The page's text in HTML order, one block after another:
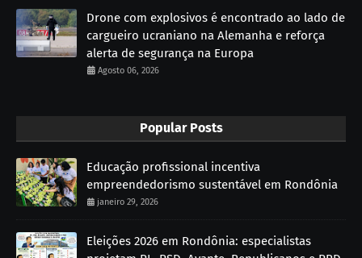
Drone com explosivos é encontrado ao lado de
cargueiro ucraniano na Alemanha e reforça
alerta de segurança na Europa
Agosto 06, 2026
Popular Posts
Educação profissional incentiva
empreendedorismo sustentável em Rondônia
janeiro 29, 2026
Eleições 2026 em Rondônia: especialistas